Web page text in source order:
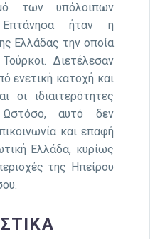
των υπόλοιπων
ήταν η
Ελλάδας την οποία
Διετέλεσαν
ενετική κατοχή και
οι ιδιαιτερότητες
αυτό δεν
και επαφή
Ελλάδα, κυρίως
της Ηπείρου